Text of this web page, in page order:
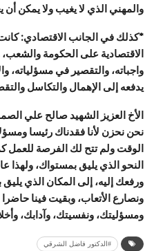
والمهني الذي لا يغيب ولا يمكن أن
*كذلك في الجانب الاقتصادي:
الاقتصادية على الحكومة والشعب،
واجباته، والتقصير في
يدفعه إلى الإهمال والتكاسل
الأخ العزيز الشهيد صالح علي
نحن نحزن لأنا فقدناك رئيسا
الوقت ولم تتح لك الفرصة للعمل
النحو الذي يليق بمستواك، ولهذا
ورفعك إليه، إلى المكان الذي
ونصارع الأتعاب، وبقيت فينا
ومسؤليتك، ونفسيتك، وآدابك،
#الدكتور فاضل الشرقي